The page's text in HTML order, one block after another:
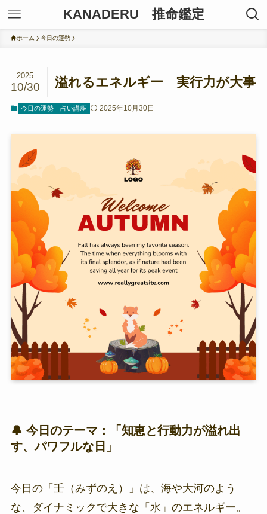
KANADERU 推命鑑定
ホーム 今日の運勢
溢れるエネルギー 実行力が大事
2025
10/30
今日の運勢 占い講座 2025年10月30日
🔔 今日のテーマ：「知恵と行動力が溢れ出
す、パワフルな日」
今日の「壬（みずのえ）」は、海や大河のよう
な、ダイナミックで大きな「水」のエネルギー。